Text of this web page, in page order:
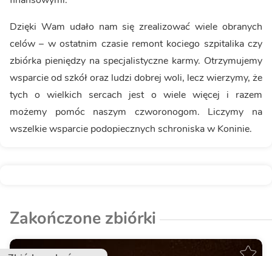
Dzięki Wam udało nam się zrealizować wiele obranych
celów – w ostatnim czasie remont kociego szpitalika czy
zbiórka pieniędzy na specjalistyczne karmy. Otrzymujemy
wsparcie od szkół oraz ludzi dobrej woli, lecz wierzymy, że
tych o wielkich sercach jest o wiele więcej i razem
możemy pomóc naszym czworonogom. Liczymy na
wszelkie wsparcie podopiecznych schroniska w Koninie.
Zakończone zbiórki